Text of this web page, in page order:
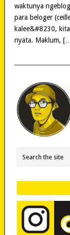
waktunya
para beloger
kalee&#8230,
nyata. Maklum,